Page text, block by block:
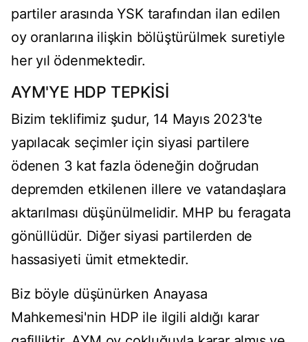
partiler arasında YSK tarafından ilan edilen
oy oranlarına ilişkin bölüştürülmek suretiyle
her yıl ödenmektedir.
AYM'YE HDP TEPKİSİ
Bizim teklifimiz şudur, 14 Mayıs 2023'te
yapılacak seçimler için siyasi partilere
ödenen 3 kat fazla ödeneğin doğrudan
depremden etkilenen illere ve vatandaşlara
aktarılması düşünülmelidir. MHP bu feragata
gönüllüdür. Diğer siyasi partilerden de
hassasiyeti ümit etmektedir.
Biz böyle düşünürken Anayasa
Mahkemesi'nin HDP ile ilgili aldığı karar